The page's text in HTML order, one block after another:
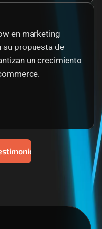
en marketing
su propuesta de
un crecimiento